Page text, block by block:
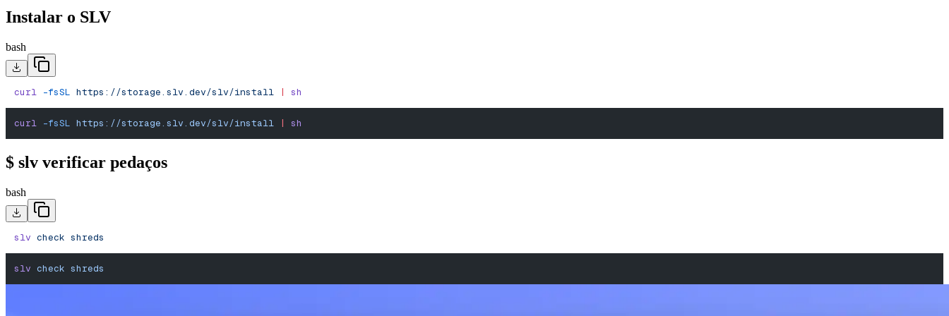
Instalar o SLV
bash
curl -fsSL https://storage.slv.dev/slv/install | sh
curl -fsSL https://storage.slv.dev/slv/install | sh
$ slv verificar pedaços
bash
slv check shreds
slv check shreds